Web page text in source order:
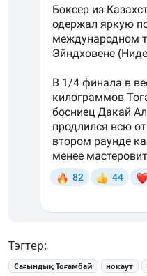
Тэгтер:
Сағындық Тоғамбай нокаут